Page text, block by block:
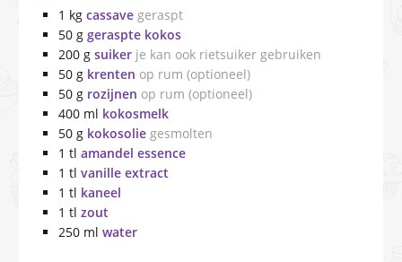
1 kg cassave geraspt
50 g geraspte kokos
200 g suiker je kan ook rietsuiker gebruiken
50 g krenten op rum (optioneel)
50 g rozijnen op rum (optioneel)
400 ml kokosmelk
50 g kokosolie gesmolten
1 tl amandel essence
1 tl vanille extract
1 tl kaneel
1 tl zout
250 ml water